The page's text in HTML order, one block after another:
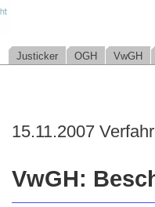
Justicker OGH VwGH
15.11.2007
VwGH: